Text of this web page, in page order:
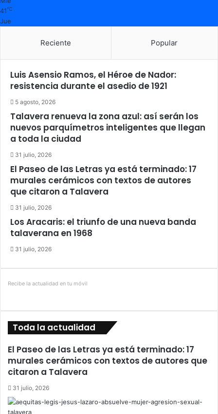
41℃
Jue
Reciente Popular
Luis Asensio Ramos, el Héroe de Nador:
resistencia durante el asedio de 1921
5 agosto, 2026
Talavera renueva la zona azul: así serán los
nuevos parquímetros inteligentes que llegan
a toda la ciudad
31 julio, 2026
El Paseo de las Letras ya está terminado: 17
murales cerámicos con textos de autores
que citaron a Talavera
31 julio, 2026
Los Aracaris: el triunfo de una nueva banda
talaverana en 1968
31 julio, 2026
Recibe la actualidad en tu móvil
Toda la actualidad
El Paseo de las Letras ya está terminado: 17
murales cerámicos con textos de autores que
citaron a Talavera
31 julio, 2026